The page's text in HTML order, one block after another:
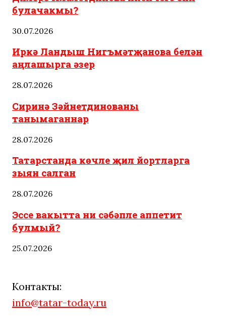
булачакмы?
30.07.2026
Иркә Ландыш Нигъмәтҗанова белән
аңлашырга әзер
28.07.2026
Сиринә Зәйнетдинованы
танымаганнар
28.07.2026
Татарстанда көчле җил йортларга
зыян салган
28.07.2026
Эссе вакытта ни сәбәпле аппетит
булмый?
25.07.2026
Контакты:
info@tatar-today.ru